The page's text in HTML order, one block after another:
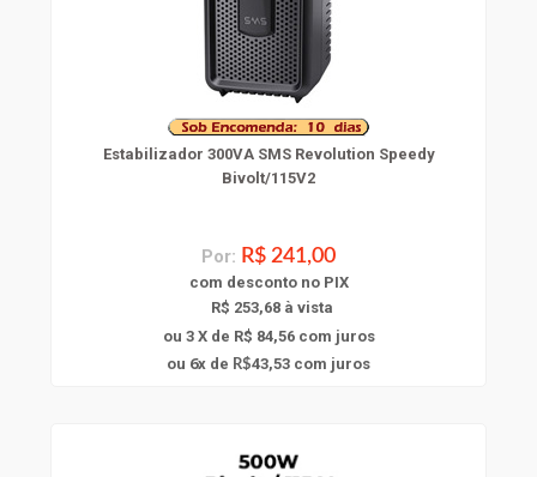
Estabilizador 300VA SMS Revolution Speedy
Bivolt/115V2
Por: R$ 241,00
com desconto no PIX
R$ 253,68 à vista
ou 3 X de R$ 84,56com juros
ou 6x de R$43,53 com juros